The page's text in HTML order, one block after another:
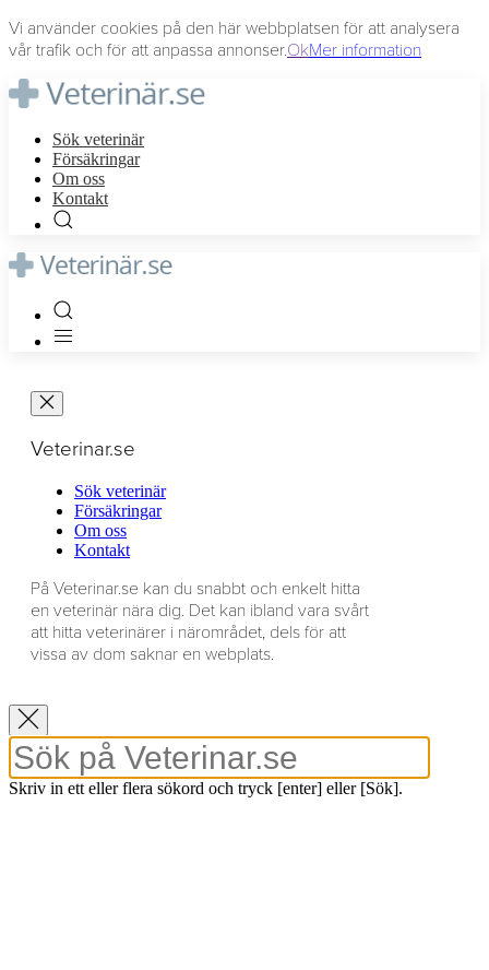
Vi använder cookies på den här webbplatsen för att analysera
vår trafik och för att anpassa annonser.OkMer information
Sök veterinär
Försäkringar
Om oss
Kontakt
Veterinar.se
Sök veterinär
Försäkringar
Om oss
Kontakt
På Veterinar.se kan du snabbt och enkelt hitta
en veterinär nära dig. Det kan ibland vara svårt
att hitta veterinärer i närområdet, dels för att
vissa av dom saknar en webplats.
Skriv in ett eller flera sökord och tryck [enter] eller [Sök].